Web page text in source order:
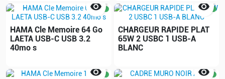

HAMA Cle Memoire 64 Go
LAETA USB-C USB 3.2
40mo s

CHARGEUR RAPIDE PLAT
65W 2 USBC 1 USB-A
BLANC
 